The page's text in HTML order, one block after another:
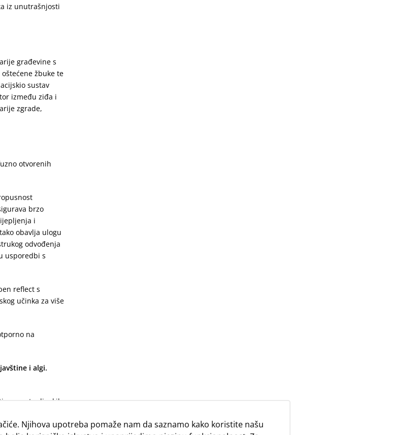
iz unutrašnjosti
građevine s
žbuke te
sustav
između ziđa i
zgrade,
otvorenih
brzo
i
obavlja ulogu
odvođenja
usporedbi s
reflect s
učinka za više
na
i algi.
nema toplinskih
anchors), jedna
Njihova upotreba pomaže nam da saznamo kako koristite našu